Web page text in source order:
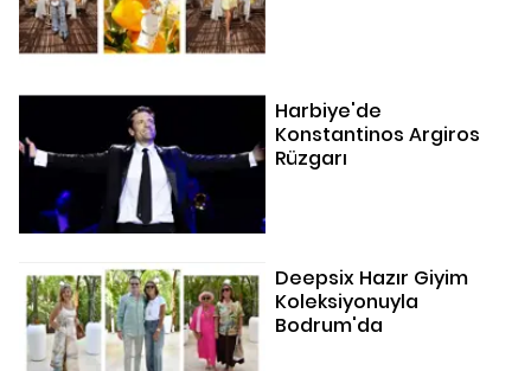
Harbiye'de
Konstantinos Argiros
Rüzgarı
Deepsix Hazır Giyim
Koleksiyonuyla
Bodrum'da